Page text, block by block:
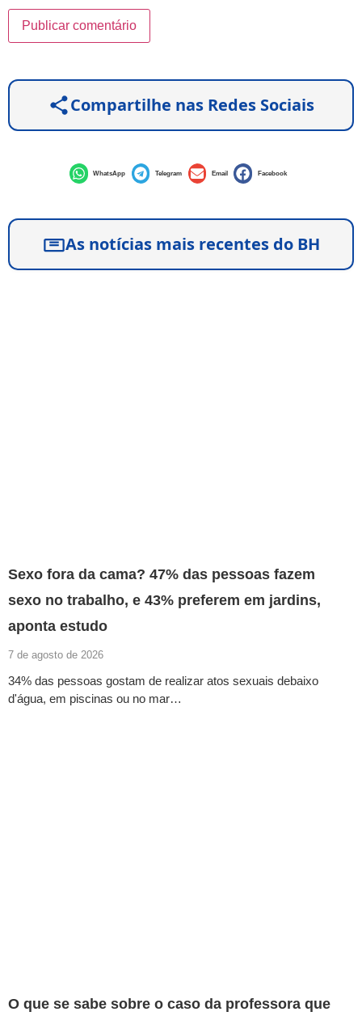
Compartilhe nas Redes Sociais
WhatsApp Telegram Email Facebook
As notícias mais recentes do BH
Sexo fora da cama? 47% das pessoas fazem
sexo no trabalho, e 43% preferem em jardins,
aponta estudo
7 de agosto de 2026
34% das pessoas gostam de realizar atos sexuais debaixo
d'água, em piscinas ou no mar…
O que se sabe sobre o caso da professora que